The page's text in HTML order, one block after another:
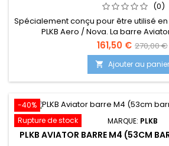
(0)
Spécialement conçu pour être utilisé
PLKB Aero / Nova. La barre
fonctionnalités «spécifiques à la
permettre de maximiser la sortie du
d'un système de trim à double poulie
une corde de trim. Cela permet
puissance précis et à
161,50 € 270,00 €
 Ajouter au panier
-40%
Rupture de stock
MARQUE: PLKB
PLKB AVIATOR BARRE M4 (53CM